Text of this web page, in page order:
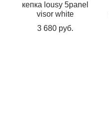
кепка lousy 5panel
visor white
3 680 pуб.